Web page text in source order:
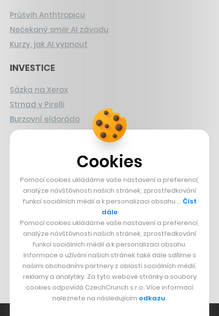
Průšvih Anthtropicu
Nečekaný směr AI závodu
Kurzy, jak AI vypnout
INVESTICE
Sázka na Xerox
Strnad v Pirelli
Burzovní eldorádo
Boční projekt, co se zvrtnul
Francouzský šéfkuchař na Šumavě
Dva golfisti, co pečou
DESIGN
Bomma není tichá
Originální hodinky
Nábytek z betonu
Cookies
Pomocí cookies ukládáme vaše nastavení a preferencí,
analýze návštěvnosti našich stránek, zprostředkování
funkcí sociálních médií a k personalizaci obsahu … Číst
dále
Pomocí cookies ukládáme vaše nastavení a preferencí,
analýze návštěvnosti našich stránek, zprostředkování
funkcí sociálních médií a k personalizaci obsahu.
Informace o užívání našich stránek také dále sdílíme s
našimi obchodními partnery z oblasti sociálních médií,
reklamy a analytiky. Za tyto webové stránky a soubory
cookies odpovídá CzechCrunch s.r.o. Více informací
naleznete na následujícím odkazu.